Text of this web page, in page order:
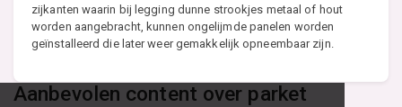
zijkanten waarin bij legging dunne strookjes metaal of hout
worden aangebracht, kunnen ongelijmde panelen worden
geïnstalleerd die later weer gemakkelijk opneembaar zijn.
Aanbevolen content over parket